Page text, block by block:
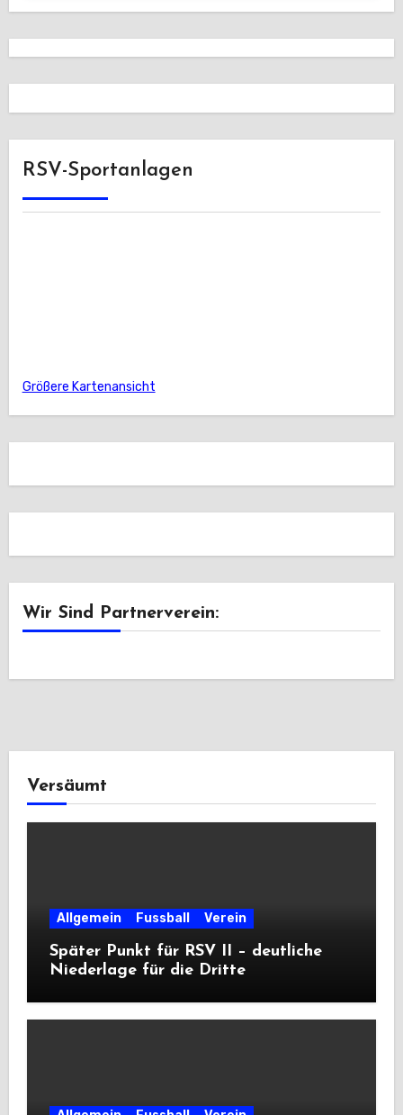
RSV-Sportanlagen
Größere Kartenansicht
Wir Sind Partnerverein:
Versäumt
Allgemein Fussball Verein
Später Punkt für RSV II – deutliche
Niederlage für die Dritte